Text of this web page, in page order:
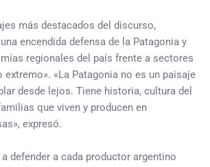
más destacados del discurso,
encendida defensa de la Patagonia y
regionales del país frente a sectores
«La Patagonia no es un paisaje
desde lejos. Tiene historia, cultura del
que viven y producen en
expresó.
defender a cada productor argentino